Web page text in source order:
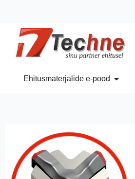
Ehitusmaterjalide e-pood